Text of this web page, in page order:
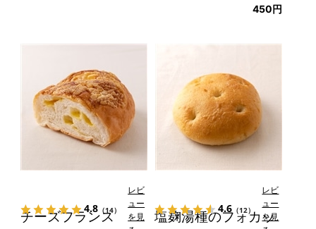
450円
チーズフランス
4.8 （14）
レビ
ュー
を見
塩麹湯種のフォカッ
4.6 （12）
レビ
ュー
を見